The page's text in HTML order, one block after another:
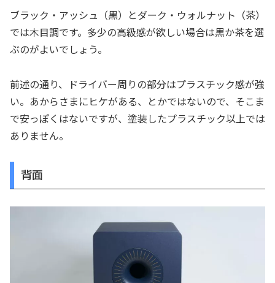
ブラック・アッシュ（黒）とダーク・ウォルナット（茶）
では木目調です。多少の高級感が欲しい場合は黒か茶を選
ぶのがよいでしょう。
前述の通り、ドライバー周りの部分はプラスチック感が強
い。あからさまにヒケがある、とかではないので、そこま
で安っぽくはないですが、塗装したプラスチック以上では
ありません。
背面